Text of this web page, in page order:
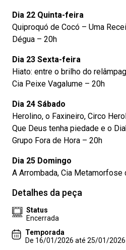
Dia 22 Quinta-feira
Quiproquó de Cocó – Uma
Dégua – 20h
Dia 23 Sexta-feira
Hiato: entre o brilho do
Cia Peixe Vagalume – 20h
Dia 24 Sábado
Herolino, o Faxineiro, Circo
Que Deus tenha piedade e o
Grupo Fora de Hora – 20h
Dia 25 Domingo
A Arrombada, Cia Metamorfose
Detalhes da peça
Status
Encerrada
Temporada
De 16/01/2026 até 25/01/2026